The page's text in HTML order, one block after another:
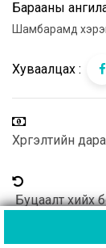
Барааны
Шамбарамд
Хуваалцах :
Хүргэлтийн
Буцаалт хийх